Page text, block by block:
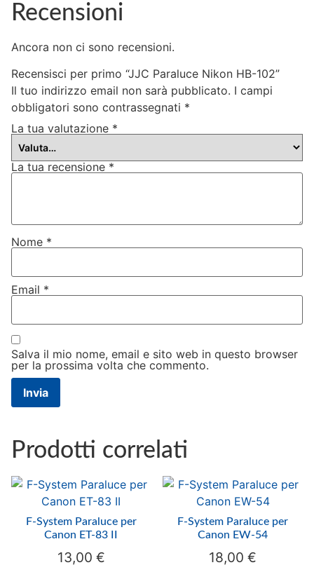
Recensioni
Ancora non ci sono recensioni.
Recensisci per primo “JJC Paraluce Nikon HB-102”
Il tuo indirizzo email non sarà pubblicato. I campi
obbligatori sono contrassegnati *
La tua valutazione *
La tua recensione *
Nome *
Email *
Salva il mio nome, email e sito web in questo browser
per la prossima volta che commento.
Prodotti correlati
F-System Paraluce per
Canon ET-83 II
13,00 €
F-System Paraluce per
Canon EW-54
18,00€